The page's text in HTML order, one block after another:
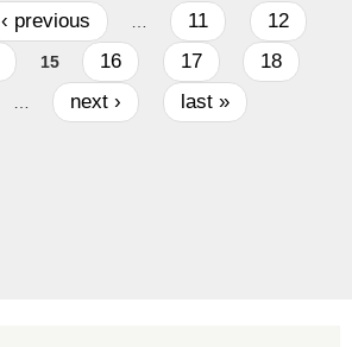
‹ previous 11
12
15 16 17
18
next › last »